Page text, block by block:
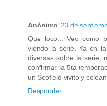
Anónimo 23 de
Que loco... Veo como
viendo la serie. Ya en
diversas sobre la serie,
confirmar la 5ta
un Scofield vivito y
Responder